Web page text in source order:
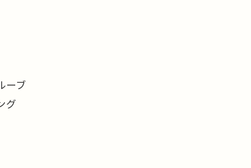
ーブ
グ